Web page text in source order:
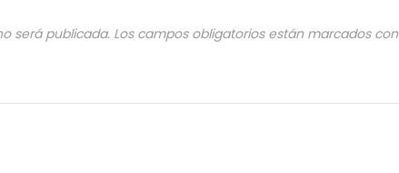
será publicada. Los campos obligatorios están marcados con